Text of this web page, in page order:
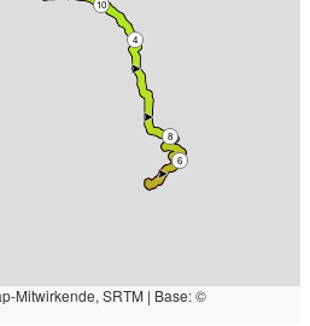
8
4
6
10
Mitwirkende, SRTM | Base: ©